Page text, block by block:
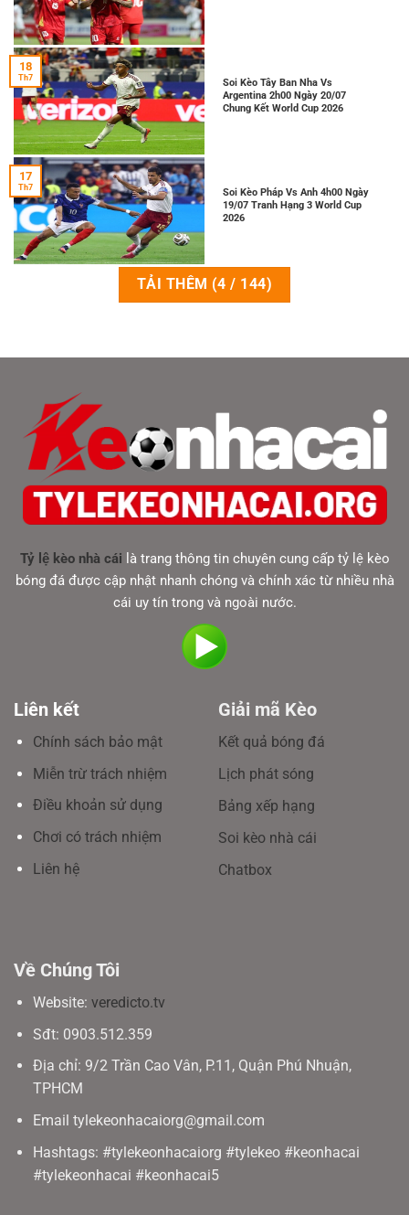
Soi Kèo Tây Ban Nha Vs
Argentina 2h00 Ngày 20/07
Chung Kết World Cup 2026
18
Th7
Soi Kèo Pháp Vs Anh 4h00 Ngày
19/07 Tranh Hạng 3 World Cup
2026
17
Th7
TẢI THÊM (4 / 144)
Tỷ lệ kèo nhà cái là trang thông tin chuyên cung cấp tỷ lệ kèo
bóng đá được cập nhật nhanh chóng và chính xác từ nhiều nhà
cái uy tín trong và ngoài nước.
Liên kết
Chính sách bảo mật
Miễn trừ trách nhiệm
Điều khoản sử dụng
Chơi có trách nhiệm
Liên hệ
Giải mã Kèo
Kết quả bóng đá
Lịch phát sóng
Bảng xếp hạng
Soi kèo nhà cái
Chatbox
Về Chúng Tôi
Website: veredicto.tv
Sđt: 0903.512.359
Địa chỉ: 9/2 Trần Cao Vân, P.11, Quận Phú Nhuận,
TPHCM
Email tylekeonhacaiorg@gmail.com
Hashtags: #tylekeonhacaiorg #tylekeo #keonhacai
#tylekeonhacai #keonhacai5